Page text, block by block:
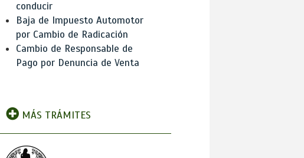
conducir
Baja de Impuesto Automotor
por Cambio de Radicación
Cambio de Responsable de
Pago por Denuncia de Venta
MÁS TRÁMITES